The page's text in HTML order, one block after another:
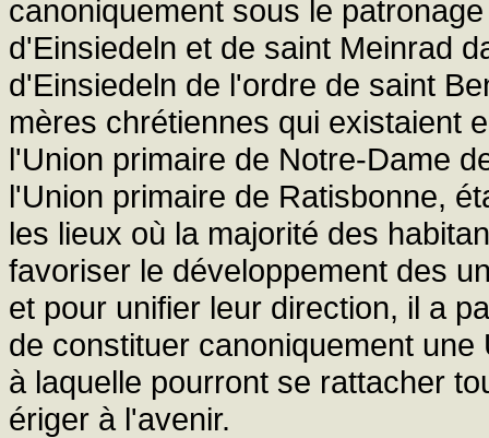
canoniquement sous le
d'Einsiedeln et de saint Meinrad
d'Einsiedeln de l'ordre de saint
mères chrétiennes qui existaient
l'Union primaire de Notre-Dame
l'Union primaire de Ratisbonne,
les lieux où la majorité des
favoriser le développement des
et pour unifier leur direction, il a
de constituer canoniquement
à laquelle pourront se rattacher
ériger à l'avenir.